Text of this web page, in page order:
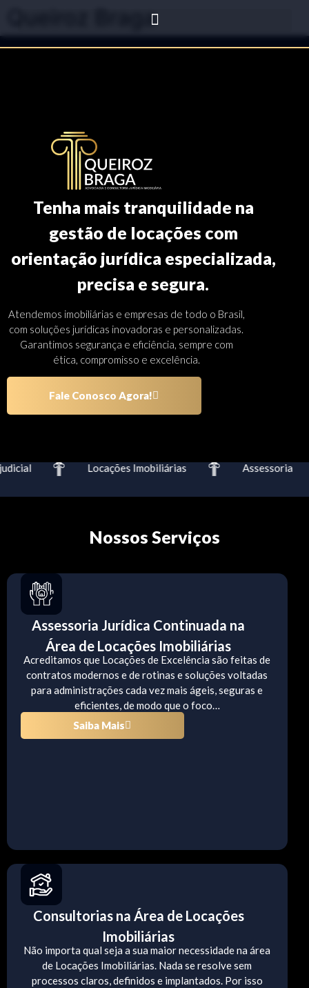
Queiroz Braga
Tenha mais tranquilidade na
gestão de locações com
orientação jurídica especializada,
precisa e segura.
Atendemos imobiliárias e empresas de todo o Brasil,
com soluções jurídicas inovadoras e personalizadas.
Garantimos segurança e eficiência, sempre com
ética, compromisso e excelência.
Fale Conosco Agora!
Locações Imobiliárias Assessoria
Nossos Serviços
Assessoria Jurídica Continuada na
Área de Locações Imobiliárias
Acreditamos que Locações de Excelência são feitas de
contratos modernos e de rotinas e soluções voltadas
para administrações cada vez mais ágeis, seguras e
eficientes, de modo que o foco…
Saiba Mais
Consultorias na Área de Locações
Imobiliárias
Não importa qual seja a sua maior necessidade na área
de Locações Imobiliárias. Nada se resolve sem
processos claros, definidos e implantados. Por isso